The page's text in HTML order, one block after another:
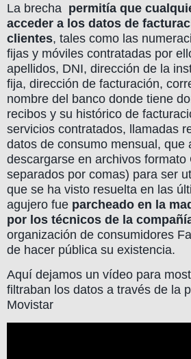
La brecha permitía que
acceder a los datos de
clientes, tales como las
fijas y móviles contratadas por
apellidos, DNI, dirección de la
fija, dirección de facturación,
nombre del banco donde tiene
recibos y su histórico de
servicios contratados, llamadas
datos de consumo mensual, que
descargarse en archivos formato
separados por comas) para ser
que se ha visto resuelta en las
agujero fue parcheado en la
por los técnicos de la
organización de consumidores
de hacer pública su existencia.
Aquí dejamos un vídeo para
filtraban los datos a través de la
Movistar